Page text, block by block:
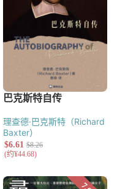
理查德·巴克斯特（Richard
Baxter）